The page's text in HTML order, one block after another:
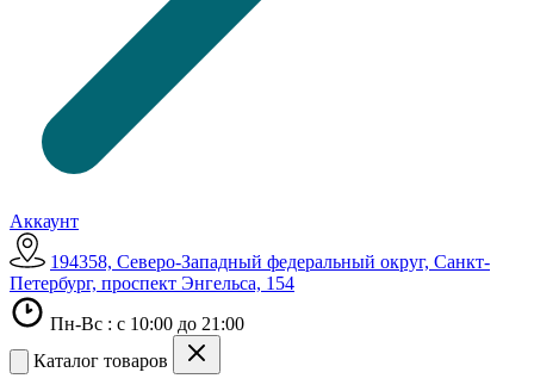
Аккаунт
194358, Северо-Западный федеральный округ, Санкт-
Петербург, проспект Энгельса, 154
Пн-Вс : с 10:00 до 21:00
Каталог товаров